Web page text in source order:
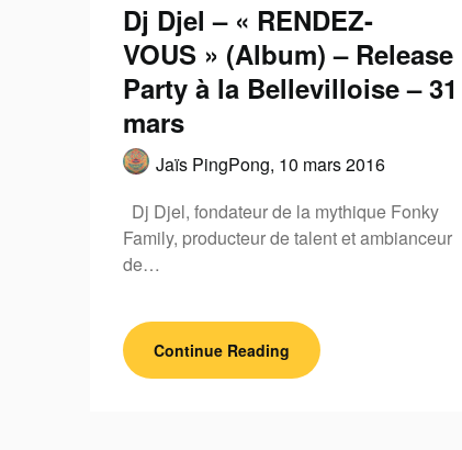
Dj Djel – « RENDEZ-
VOUS » (Album) – Release
Party à la Bellevilloise – 31
mars
Jaïs PingPong, 10 mars 2016
Dj Djel, fondateur de la mythique Fonky
Family, producteur de talent et ambianceur
de…
Continue Reading